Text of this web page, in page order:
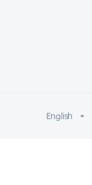
English